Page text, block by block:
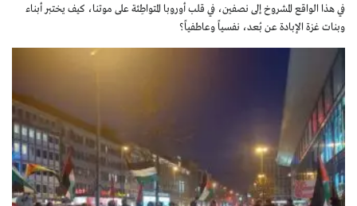
في هذا الواقع المشروخ إلى نصفين، في قلب أوروبا المتواطِئة على موتنا، كيف يختبر أبناء
وبنات غزة الإبادة عن بُعد، نفسياً وعاطفياً؟